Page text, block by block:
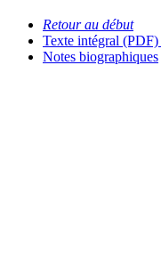
Retour au début
Texte intégral (PDF)
Notes biographiques